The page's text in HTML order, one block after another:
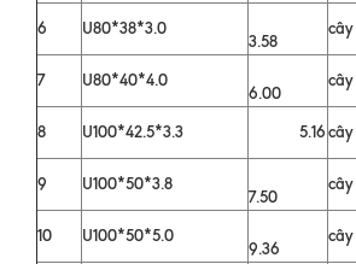
6
U80*38*3.0
3.58
cây
7
U80*40*4.0
6.00
cây
8
U100*42.5*3.3 5.16cây
9
U100*50*3.8
7.50
cây
10
U100*50*5.0
9.36
cây